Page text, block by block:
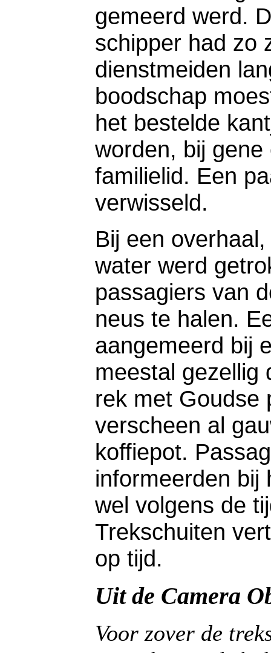
gemeerd werd.
schipper had zo
dienstmeiden
boodschap
het bestelde
worden, bij
familielid. Een
verwisseld.
Bij een
water werd
passagiers van
neus te halen.
aangemeerd bij
meestal gezellig
rek met Goudse
verscheen al
koffiepot.
informeerden bij
wel volgens de
Trekschuiten
op tijd.
Uit de Camera
Voor zover de